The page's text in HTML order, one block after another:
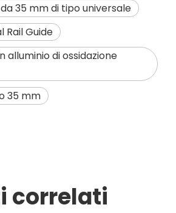
35 mm di tipo universale
Rail Guide
alluminio di ossidazione
35 mm
correlati